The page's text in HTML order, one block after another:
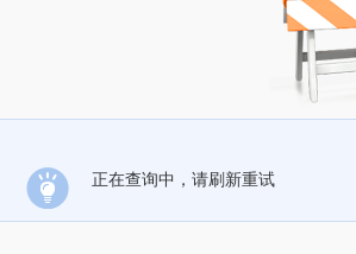
正在查询中，请刷新重试